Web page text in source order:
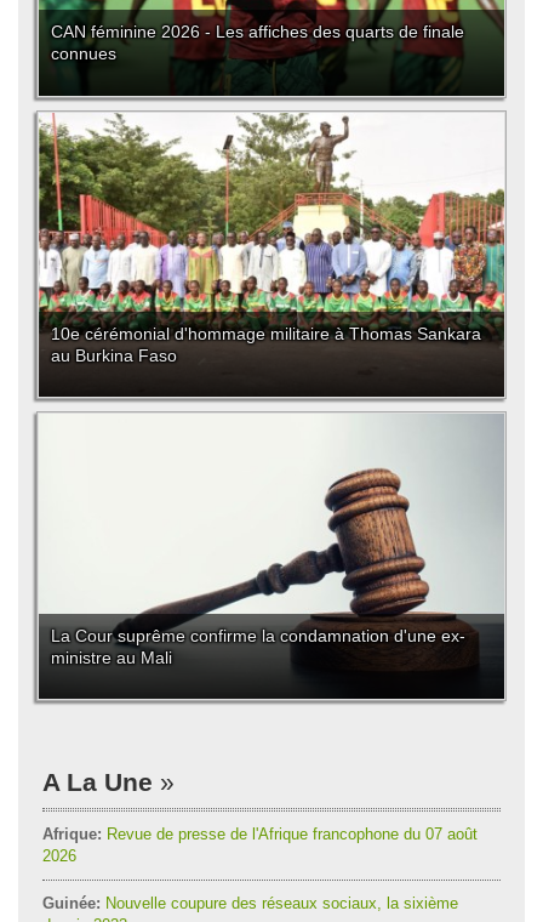
CAN féminine 2026 - Les affiches des quarts de finale
connues
10e cérémonial d'hommage militaire à Thomas Sankara
au Burkina Faso
La Cour suprême confirme la condamnation d'une ex-
ministre au Mali
A La Une
Afrique: Revue de presse de l'Afrique francophone du 07 août
2026
Guinée: Nouvelle coupure des réseaux sociaux, la sixième